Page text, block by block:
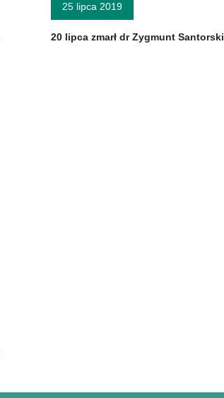
25 lipca 2019
20 lipca zmarł dr Zygmunt Santorski